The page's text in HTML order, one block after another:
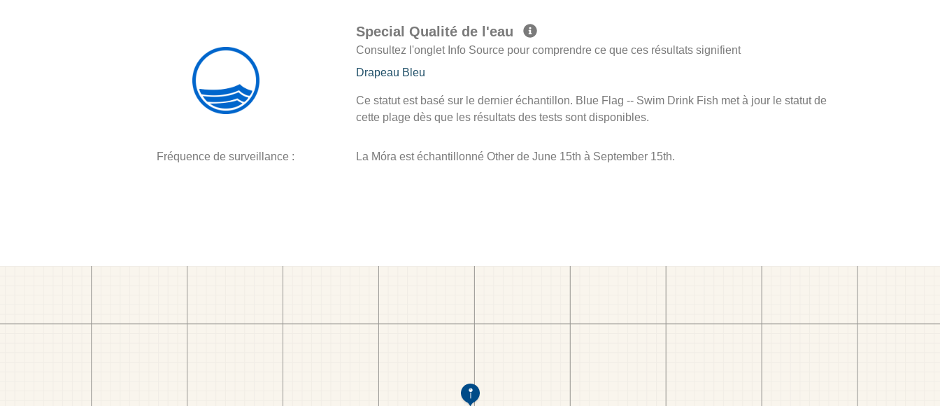
Special Qualité de l'eau
Consultez l'onglet Info Source pour comprendre ce que ces résultats signifient
Drapeau Bleu
Ce statut est basé sur le dernier échantillon. Blue Flag -- Swim Drink Fish met à jour le statut de
cette plage dès que les résultats des tests sont disponibles.
Fréquence de surveillance : La Móra est échantillonné Other de June 15th à September 15th.